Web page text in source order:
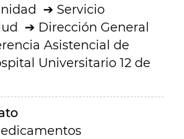
Servicio
Dirección General
Asistencial de
Universitario 12 de